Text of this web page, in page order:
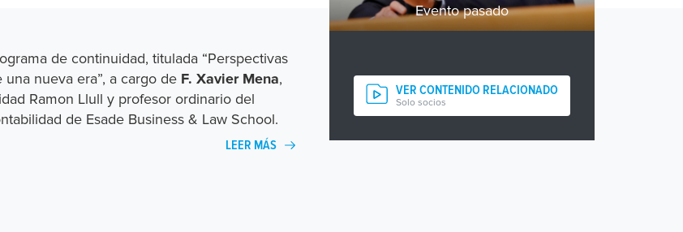
Evento pasado
VER CONTENIDO RELACIONADO
Solo socios
de continuidad, titulada “Perspectivas
nueva era”, a cargo de F. Xavier Mena,
Ramon Llull y profesor ordinario del
de Esade Business & Law School.
LEER MÁS